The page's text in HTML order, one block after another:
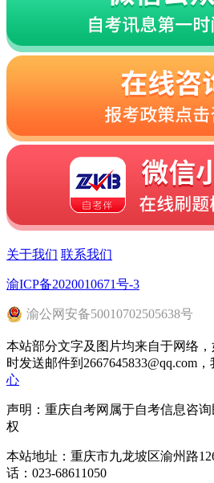
关于我们 联系我们
渝ICP备2020010671号-3
渝公网安备50010702505638号
本站部分文字及图片均来自于网络
时发送邮件到2667645833@qq.com
心
声明：重庆自考网属于自考信息咨
权
本站地址：重庆市九龙坡区渝州路
话：023-68611050